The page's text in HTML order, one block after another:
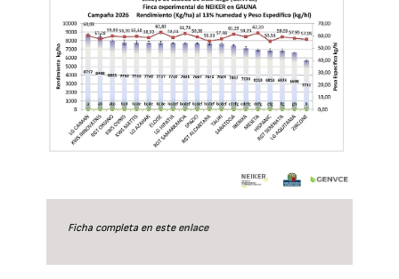
Ficha completa en este enlace